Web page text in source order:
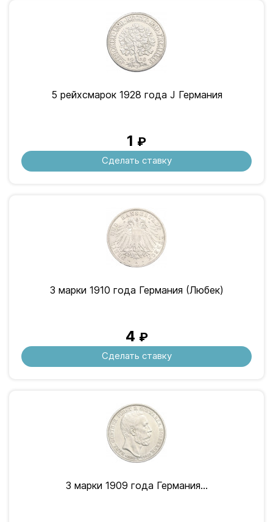
5 рейхсмарок 1928 года J Германия
1 ₽
Сделать ставку
3 марки 1910 года Германия (Любек)
4 ₽
Сделать ставку
3 марки 1909 года Германия...